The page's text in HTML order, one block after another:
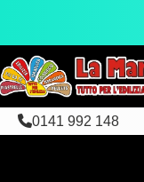
0141 992 148